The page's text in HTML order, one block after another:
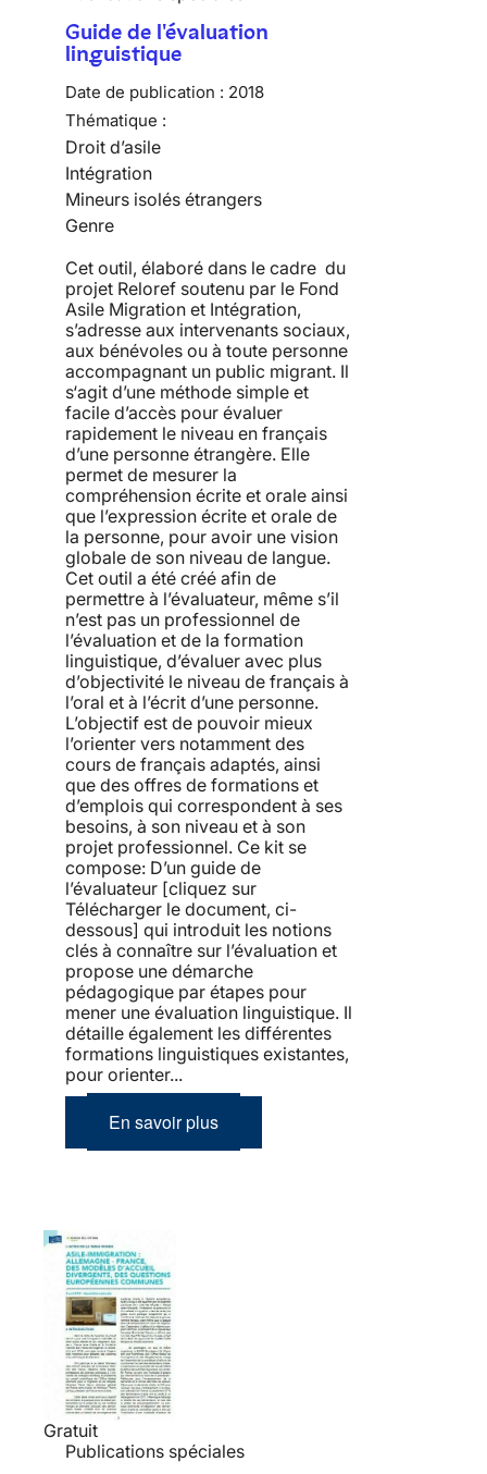
Guide de l'évaluation
linguistique
Date de publication : 2018
Thématique :
Droit d’asile
Intégration
Mineurs isolés étrangers
Genre
Cet outil, élaboré dans le cadre du
projet Reloref soutenu par le Fond
Asile Migration et Intégration,
s’adresse aux intervenants sociaux,
aux bénévoles ou à toute personne
accompagnant un public migrant. Il
s‘agit d’une méthode simple et
facile d’accès pour évaluer
rapidement le niveau en français
d’une personne étrangère. Elle
permet de mesurer la
compréhension écrite et orale ainsi
que l’expression écrite et orale de
la personne, pour avoir une vision
globale de son niveau de langue.
Cet outil a été créé afin de
permettre à l’évaluateur, même s’il
n’est pas un professionnel de
l’évaluation et de la formation
linguistique, d’évaluer avec plus
d’objectivité le niveau de français à
l’oral et à l’écrit d’une personne.
L’objectif est de pouvoir mieux
l’orienter vers notamment des
cours de français adaptés, ainsi
que des offres de formations et
d’emplois qui correspondent à ses
besoins, à son niveau et à son
projet professionnel. Ce kit se
compose: D’un guide de
l’évaluateur [cliquez sur
Télécharger le document, ci-
dessous] qui introduit les notions
clés à connaître sur l’évaluation et
propose une démarche
pédagogique par étapes pour
mener une évaluation linguistique. Il
détaille également les différentes
formations linguistiques existantes,
pour orienter...
En savoir plus
Gratuit
Publications spéciales